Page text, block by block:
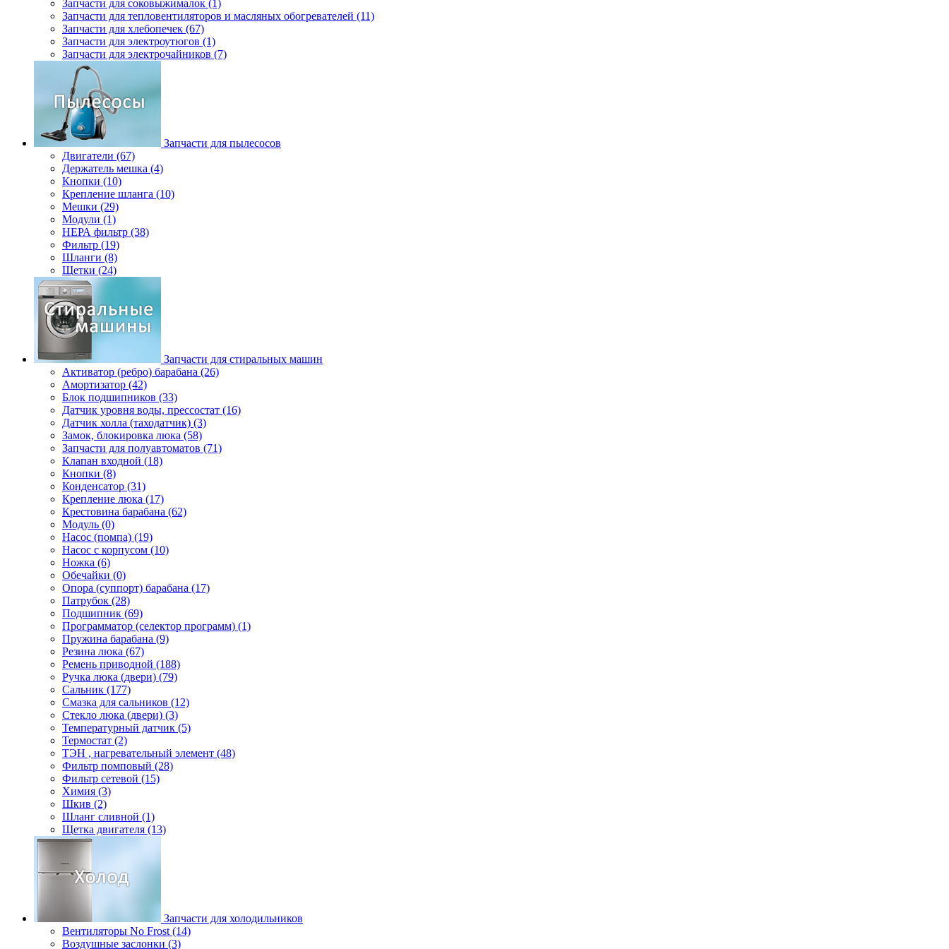
Запчасти для соковыжималок (1)
Запчасти для тепловентиляторов и масляных обогревателей (11)
Запчасти для хлебопечек (67)
Запчасти для электроутюгов (1)
Запчасти для электрочайников (7)
Запчасти для пылесосов
Двигатели (67)
Держатель мешка (4)
Кнопки (10)
Крепление шланга (10)
Мешки (29)
Модули (1)
НЕРА фильтр (38)
Фильтр (19)
Шланги (8)
Щетки (24)
Запчасти для стиральных машин
Активатор (ребро) барабана (26)
Амортизатор (42)
Блок подшипников (33)
Датчик уровня воды, прессостат (16)
Датчик холла (таходатчик) (3)
Замок, блокировка люка (58)
Запчасти для полуавтоматов (71)
Клапан входной (18)
Кнопки (8)
Конденсатор (31)
Крепление люка (17)
Крестовина барабана (62)
Модуль (0)
Насос (помпа) (19)
Насос c корпусом (10)
Ножка (6)
Обечайки (0)
Опора (суппорт) барабана (17)
Патрубок (28)
Подшипник (69)
Программатор (селектор программ) (1)
Пружина барабана (9)
Резина люка (67)
Ремень приводной (188)
Ручка люка (двери) (79)
Сальник (177)
Смазка для сальников (12)
Стекло люка (двери) (3)
Температурный датчик (5)
Термостат (2)
ТЭН , нагревательный элемент (48)
Фильтр помповый (28)
Фильтр сетевой (15)
Химия (3)
Шкив (2)
Шланг сливной (1)
Щетка двигателя (13)
Запчасти для холодильников
Вентиляторы No Frost (14)
Воздушные заслонки (3)